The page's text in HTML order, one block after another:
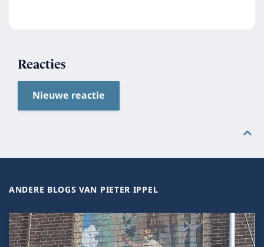
Reacties
Nieuwe reactie
ANDERE BLOGS VAN PIETER IPPEL